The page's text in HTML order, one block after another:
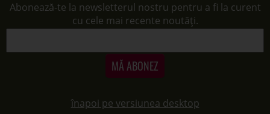
Abonează-te la newsletterul nostru pentru a fi la curent
cu cele mai recente noutăți.
MĂ ABONEZ
înapoi pe versiunea desktop